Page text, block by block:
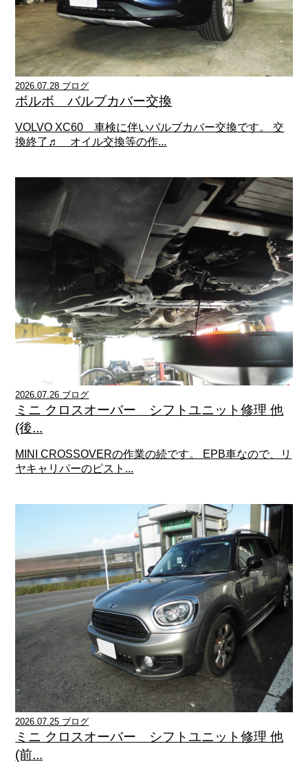
2026.07.28 ブログ
ボルボ バルブカバー交換
VOLVO XC60 車検に伴いバルブカバー交換です。 交
換終了♬ オイル交換等の作...
2026.07.26 ブログ
ミニ クロスオーバー シフトユニット修理 他
(後...
MINI CROSSOVERの作業の続です。 EPB車なので、リ
ヤキャリパーのピスト...
2026.07.25 ブログ
ミニ クロスオーバー シフトユニット修理 他
(前...